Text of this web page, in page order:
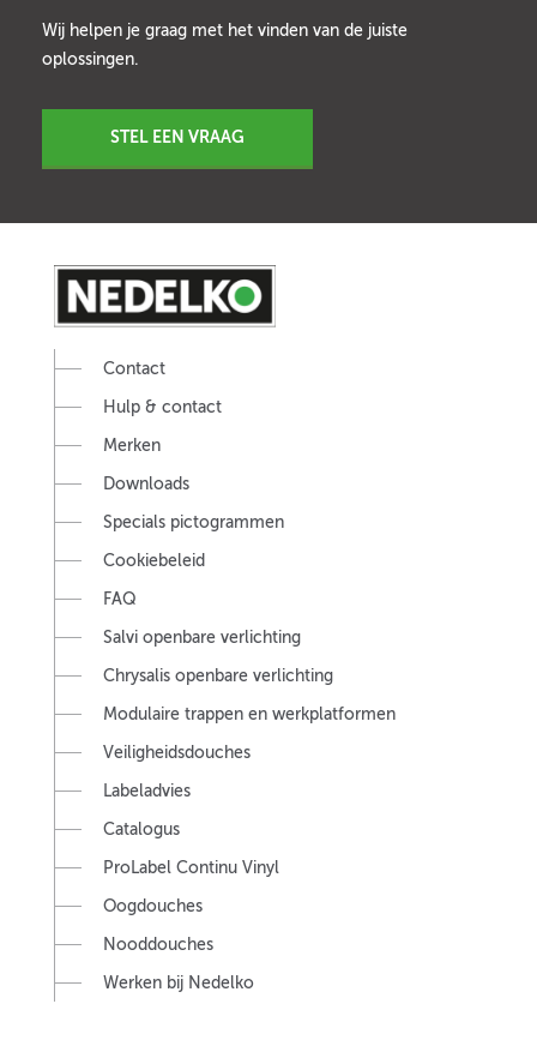
Wij helpen je graag met het vinden van de juiste
oplossingen.
STEL EEN VRAAG
Contact
Hulp & contact
Merken
Downloads
Specials pictogrammen
Cookiebeleid
FAQ
Salvi openbare verlichting
Chrysalis openbare verlichting
Modulaire trappen en werkplatformen
Veiligheidsdouches
Labeladvies
Catalogus
ProLabel Continu Vinyl
Oogdouches
Nooddouches
Werken bij Nedelko